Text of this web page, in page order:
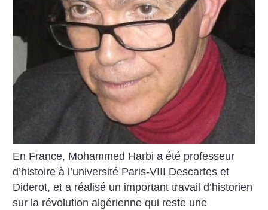
En France, Mohammed Harbi a été professeur
d’histoire à l’uni­versité Paris-VIII Descartes et
Diderot, et a réalisé un important travail d’historien
sur la révolution algérienne qui reste une